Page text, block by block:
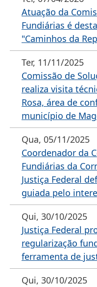
Atuação da
Fundiárias é
"Caminhos da
Ter, 11/11/2025
Comissão de
realiza visita
Rosa, área de
município de
Qua, 05/11/2025
Coordenador da
Fundiárias da
Justiça Federal
guiada pelo
Qui, 30/10/2025
Justiça Federal
regularização
ferramenta de
Qui, 30/10/2025